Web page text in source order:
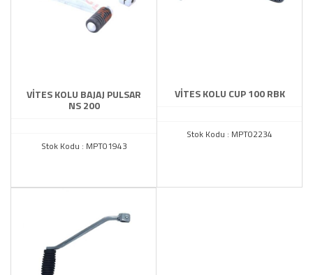
VİTES KOLU BAJAJ PULSAR
NS 200
Stok Kodu : MPT01943
VİTES KOLU CUP 100 RBK
Stok Kodu : MPT02234